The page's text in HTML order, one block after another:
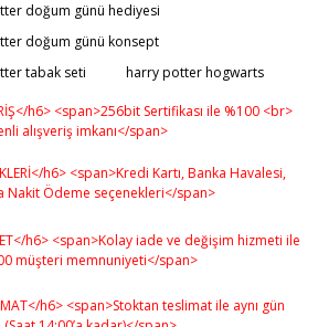
Yorum Yaz
bozuk veya görüntülenemiyor.
eksik bilgiler bulunuyor.
sitelerden daha pahalı.
Gönder
doğum günü hediyesi
doğum günü konsept
tabak seti
harry potter hogwarts